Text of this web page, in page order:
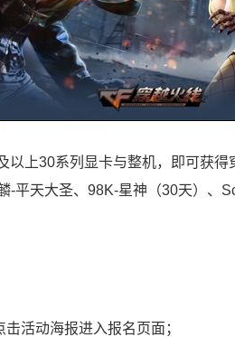
以上30系列显卡与整机，即可获得
-平天大圣、98K-星神（30天）、
活动海报进入报名页面；